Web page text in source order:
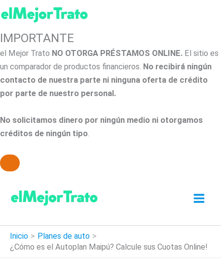
IMPORTANTE
el Mejor Trato NO OTORGA PRÉSTAMOS ONLINE. El sitio es
un comparador de productos financieros. No recibirá ningún
contacto de nuestra parte ni ninguna oferta de crédito
por parte de nuestro personal.
No solicitamos dinero por ningún medio ni otorgamos
créditos de ningún tipo.
contenido
Inicio
Planes de auto
¿Cómo es el Autoplan Maipú? Calcule sus Cuotas Online!